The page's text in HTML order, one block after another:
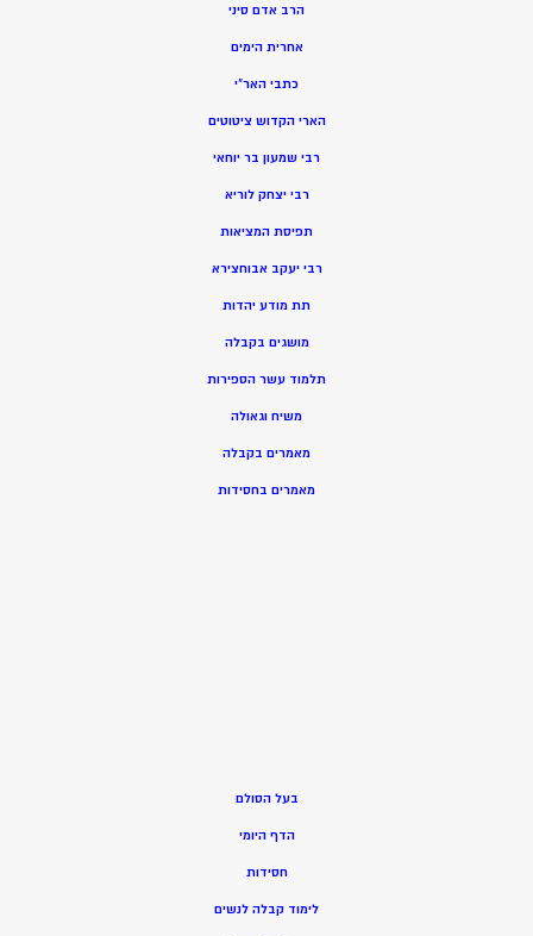
הרב אדם סיני
אחרית הימים
כתבי האר”י
הארי הקדוש ציטוטים
רבי שמעון בר יוחאי
רבי יצחק לוריא
תפיסת המציאות
רבי יעקב אבוחצירא
תת מודע יהדות
מושגים בקבלה
תלמוד עשר הספירות
משיח וגאולה
מאמרים בקבלה
מאמרים בחסידות
בעל הסולם
הדף היומי
חסידות
לימוד קבלה לנשים